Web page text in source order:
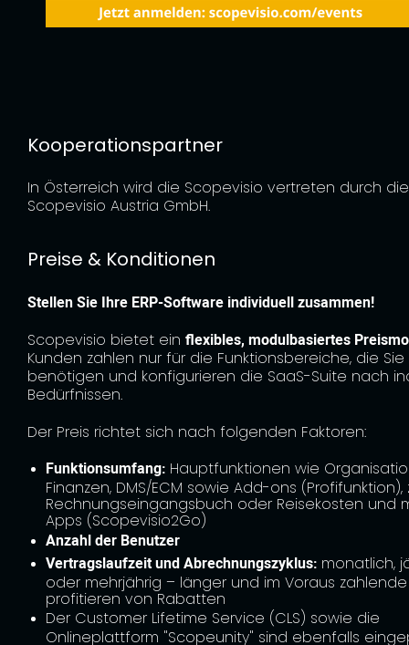
Kooperationspartner
In Österreich wird die Scopevisio vertreten durch die
Scopevisio Austria GmbH.
Preise & Konditionen
Stellen Sie Ihre ERP-Software individuell zusammen!
Scopevisio bietet einflexibles, modulbasiertes
Kunden zahlen nur für die Funktionsbereiche, die Sie
benötigen und konfigurieren die SaaS-Suite nach
Bedürfnissen.
Der Preis richtet sich nach folgenden Faktoren:
Funktionsumfang: Hauptfunktionen wie
Finanzen, DMS/ECM sowie Add-ons (Profifunktion),
Rechnungseingangsbuch oder Reisekosten und
Apps (Scopevisio2Go)
Anzahl der Benutzer
Vertragslaufzeit und Abrechnungszyklus: monatlich,
oder mehrjährig – länger und im Voraus
profitieren von Rabatten
Der Customer Lifetime Service (CLS) sowie die
Onlineplattform "Scopeunity" sind ebenfalls